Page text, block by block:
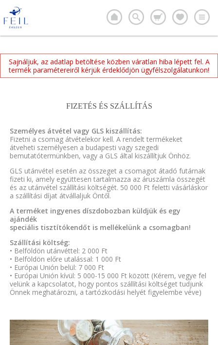
Sajnáljuk, az adatlap betöltése közben váratlan hiba lépett fel. A
termék paramétereiről kérjük érdeklődjön ügyfélszolgálatunkon!
FIZETÉS ÉS SZÁLLÍTÁS
Személyes átvétel vagy GLS kiszállítás:
Fizetni a csomag átvételekor kell. A rendelt termékeket
átveheti személyesen a budapesti vagy szegedi
bemutatótermünkben, vagy a GLS által kiszállítjuk Önhöz.
GLS utánvétel esetén az összeget a csomagot átadó futárnak
fizeti ki, amely együttesen tartalmazza az áruszámla összegét
és az utánvétel szállítási költségét. 50 000 Ft feletti vásárláskor
a szállítási díjat átvállaljuk Öntől.
A terméket ingyenes díszdobozban küldjük és egy
ajándék
speciális tisztítókendőt is mellékelünk a csomagban!
Szállítási költség:
• Belföldön utánvéttel: 2 000 Ft
• Belföldön előre utalással: 1 000 Ft
• Európai Unión belül: 7 000 Ft
• Európai Unión kívül: 5 000-15 000 Ft között (Kérem, vegye fel
velünk a kapcsolatot, hogy pontos szállítási költséget tudjunk
Önnek meghatározni, a tartózkodási helyét figyelembe véve)